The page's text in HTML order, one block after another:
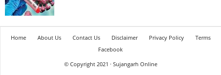
Home About Us Contact Us Disclaimer Privacy Policy
Terms
Facebook
© Copyright 2021 · Sujangarh Online